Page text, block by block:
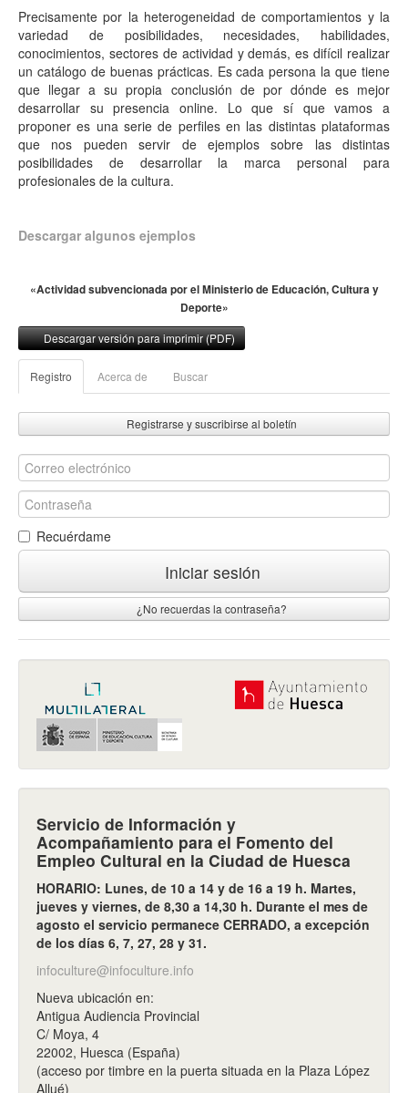
Precisamente por la heterogeneidad de comportamientos y la
variedad de posibilidades, necesidades, habilidades,
conocimientos, sectores de actividad y demás, es difícil realizar
un catálogo de buenas prácticas. Es cada persona la que tiene
que llegar a su propia conclusión de por dónde es mejor
desarrollar su presencia online. Lo que sí que vamos a
proponer es una serie de perfiles en las distintas plataformas
que nos pueden servir de ejemplos sobre las distintas
posibilidades de desarrollar la marca personal para
profesionales de la cultura.
Descargar algunos ejemplos
«Actividad subvencionada por el Ministerio de Educación, Cultura y
Deporte»
Descargar versión para imprimir (PDF)
Registro Acerca de Buscar
Registrarse y suscribirse al boletín
Recuérdame
Iniciar sesión
¿No recuerdas la contraseña?
Servicio de Información y
Acompañamiento para el Fomento del
Empleo Cultural en la Ciudad de Huesca
HORARIO: Lunes, de 10 a 14 y de 16 a 19 h. Martes,
jueves y viernes, de 8,30 a 14,30 h. Durante el mes de
agosto el servicio permanece CERRADO, a excepción
de los días 6, 7, 27, 28 y 31.
infoculture@infoculture.info
Nueva ubicación en:
Antigua Audiencia Provincial
C/ Moya, 4
22002, Huesca (España)
(acceso por timbre en la puerta situada en la Plaza López
Allué)